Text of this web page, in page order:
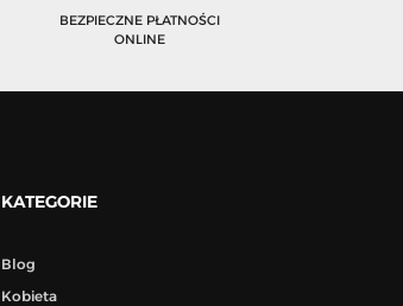
BEZPIECZNE PŁATNOŚCI
ONLINE
KATEGORIE
Blog
Kobieta